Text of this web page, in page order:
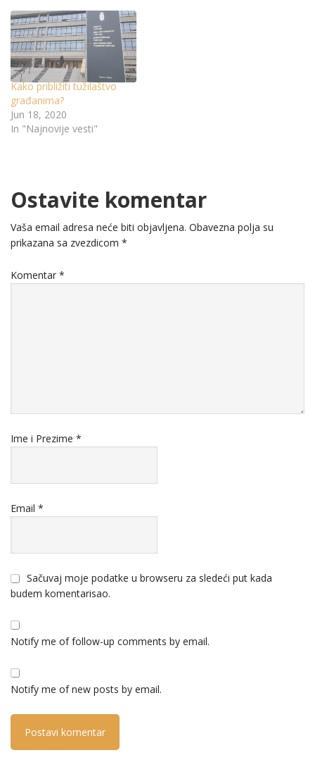
Kako približiti tužilaštvo
građanima?
Jun 18, 2020
In "Najnovije vesti"
Ostavite komentar
Vaša email adresa neće biti objavljena. Obavezna polja su
prikazana sa zvezdicom *
Komentar *
Ime i Prezime *
Email *
Sačuvaj moje podatke u browseru za sledeći put kada
budem komentarisao.
Notify me of follow-up comments by email.
Notify me of new posts by email.